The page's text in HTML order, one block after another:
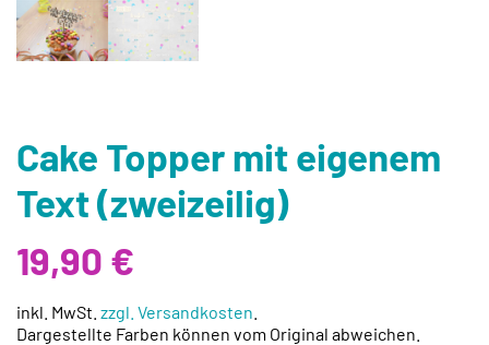
Cake Topper mit eigenem
Text (zweizeilig)
19,90 €
inkl. MwSt. zzgl. Versandkosten
Dargestellte Farben können vom Original abweichen.